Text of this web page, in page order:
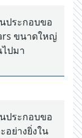
ประกอบขอ
ขนาดใหญ่
ปมา
ประกอบขอ
อย่างยิ่งใน